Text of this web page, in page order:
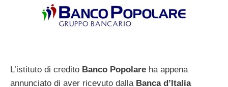
L’istituto di credito Banco Popolare ha appena
annunciato di aver ricevuto dalla Banca d’Italia